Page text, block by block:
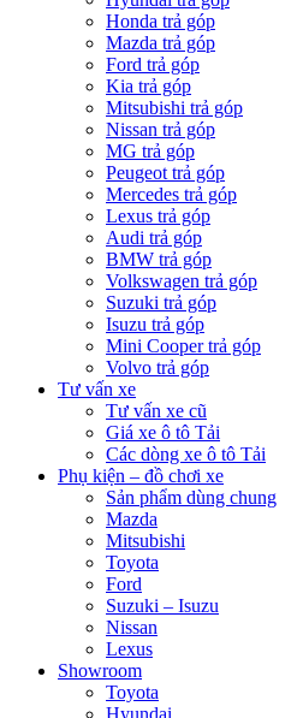
Honda trả góp
Mazda trả góp
Ford trả góp
Kia trả góp
Mitsubishi trả góp
Nissan trả góp
MG trả góp
Peugeot trả góp
Mercedes trả góp
Lexus trả góp
Audi trả góp
BMW trả góp
Volkswagen trả góp
Suzuki trả góp
Isuzu trả góp
Mini Cooper trả góp
Volvo trả góp
Tư vấn xe
Tư vấn xe cũ
Giá xe ô tô Tải
Các dòng xe ô tô Tải
Phụ kiện – đồ chơi xe
Sản phẩm dùng chung
Mazda
Mitsubishi
Toyota
Ford
Suzuki – Isuzu
Nissan
Lexus
Showroom
Toyota
Hyundai